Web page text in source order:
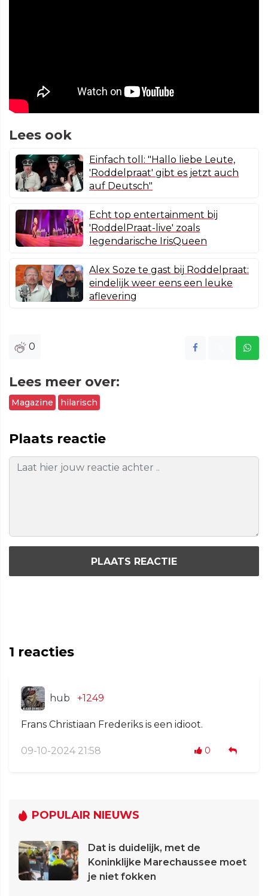
Lees ook
Einfach toll: "Hallo liebe Leute,
'Roddelpraat' gibt es jetzt auch
auf Deutsch"
Echt top entertainment bij
'RoddelPraat-live' zoals
legendarische IrisQueen
Alex Soze te gast bij Roddelpraat:
eindelijk weer eens een leuke
aflevering
0
Lees meer over:
Magazine hilarisch
Plaats reactie
PLAATS REACTIE
1 reacties
hub +1249
Frans Christiaan Frederiks is een idioot.
09-10-2024 21:58 0
POPULAIR NIEUWS
Dat is duidelijk, met de
Koninklijke Marechaussee moet
je niet fokken